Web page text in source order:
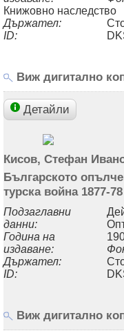
Книжовно наследство
Държател:
ID:
Виж дигитално
Детайли
Кисов, Стефан
Българското
турска война 1877-78
Подзаглавни
данни:
Година на
издаване:
Държател:
ID:
Виж дигитално